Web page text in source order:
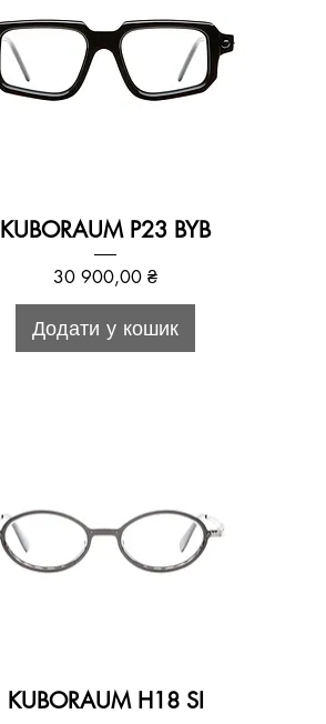
KUBORAUM P23 BYB
Ціна
30 900,00 ₴
Додати у кошик
KUBORAUM H18 SI